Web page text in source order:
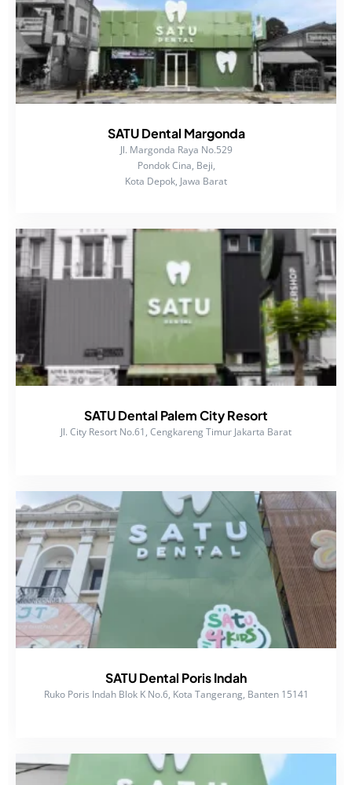
SATU Dental Margonda
Jl. Margonda Raya No.529
Pondok Cina, Beji,
Kota Depok, Jawa Barat
SATU Dental Palem City Resort
Jl. City Resort No.61, Cengkareng Timur Jakarta Barat
SATU Dental Poris Indah
Ruko Poris Indah Blok K No.6, Kota Tangerang, Banten 15141